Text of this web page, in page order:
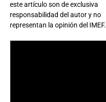
este artículo son de exclusiva
responsabilidad del autor y no
representan la opinión del IMEF.